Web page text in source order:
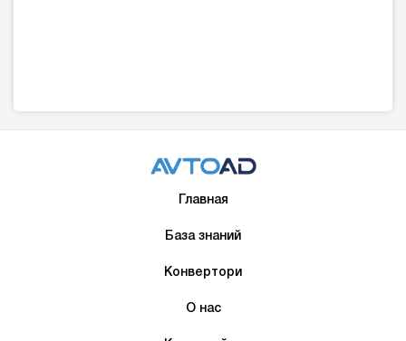
Главная
База знаний
Конвертори
О нас